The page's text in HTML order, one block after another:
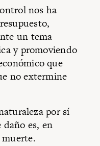
nos ha
un tema
y promoviendo
que
no extermine
por sí
daño es, en